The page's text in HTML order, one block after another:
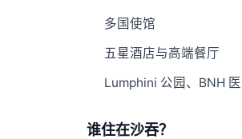
多国使馆
五星酒店与高端餐厅
Lumphini 公园、BNH
谁住在沙吞？